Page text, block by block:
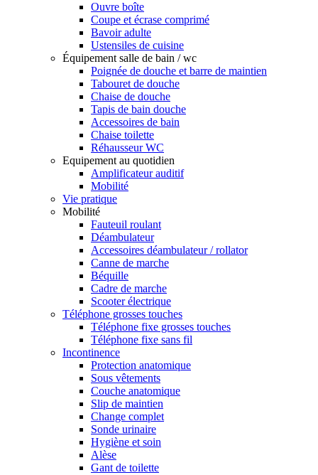
Ouvre boîte
Coupe et écrase comprimé
Bavoir adulte
Ustensiles de cuisine
Équipement salle de bain / wc
Poignée de douche et barre de maintien
Tabouret de douche
Chaise de douche
Tapis de bain douche
Accessoires de bain
Chaise toilette
Réhausseur WC
Equipement au quotidien
Amplificateur auditif
Mobilité
Vie pratique
Mobilité
Fauteuil roulant
Déambulateur
Accessoires déambulateur / rollator
Canne de marche
Béquille
Cadre de marche
Scooter électrique
Téléphone grosses touches
Téléphone fixe grosses touches
Téléphone fixe sans fil
Incontinence
Protection anatomique
Sous vêtements
Couche anatomique
Slip de maintien
Change complet
Sonde urinaire
Hygiène et soin
Alèse
Gant de toilette